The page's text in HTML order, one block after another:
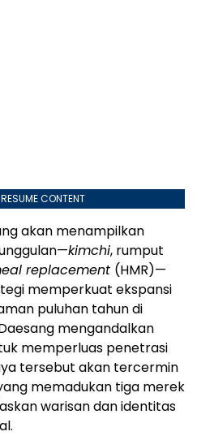
CONTENT
akan menampilkan
kimchi, rumput
replacement (HMR)—
memperkuat ekspansi
puluhan tahun di
mengandalkan
memperluas penetrasi
tersebut akan tercermin
memadukan tiga merek
warisan dan identitas